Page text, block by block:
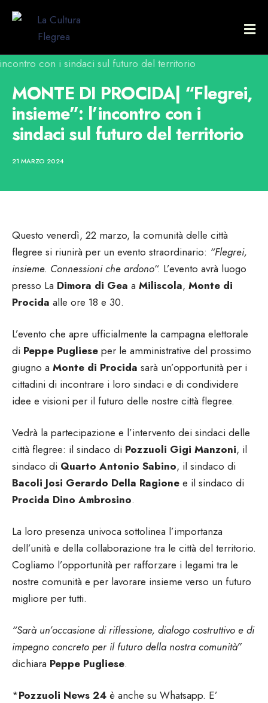
MONTE DI PROCIDA| “Flegrei,
insieme”: l’incontro con i
sindaci sul futuro del territorio
21 MARZO 2024
Questo venerdì, 22 marzo, la comunità delle città
flegree si riunirà per un evento straordinario: “Flegrei,
insieme. Connessioni che ardono“. L’evento avrà luogo
presso La Dimora di Gea a Miliscola, Monte di
Procida alle ore 18 e 30.
L’evento che apre ufficialmente la campagna elettorale
di Peppe Pugliese per le amministrative del prossimo
giugno a Monte di Procida sarà un’opportunità per i
cittadini di incontrare i loro sindaci e di condividere
idee e visioni per il futuro delle nostre città flegree.
Vedrà la partecipazione e l’intervento dei sindaci delle
città flegree: il sindaco di Pozzuoli Gigi Manzoni, il
sindaco di Quarto Antonio Sabino, il sindaco di
Bacoli Josi Gerardo Della Ragione e il sindaco di
Procida Dino Ambrosino.
La loro presenza univoca sottolinea l’importanza
dell’unità e della collaborazione tra le città del territorio.
Cogliamo l’opportunità per rafforzare i legami tra le
nostre comunità e per lavorare insieme verso un futuro
migliore per tutti.
“Sarà un’occasione di riflessione, dialogo costruttivo e di
impegno concreto per il futuro della nostra comunità”
dichiara Peppe Pugliese.
*Pozzuoli News 24 è anche su Whatsapp. E’